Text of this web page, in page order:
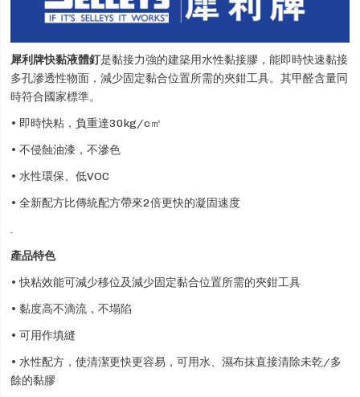
犀利牌快黏液體釘是黏接力強的建築用水性黏接膠，能即時快速黏接
多孔滲透性物面，減少固定黏合位置所需的夾鉗工具。其甲醛含量同
時符合國家標準。
• 即時快粘，負重達30kg/c㎡
• 不侵蝕油漆，不滲色
• 水性環保、低VOC
• 全新配方比傳統配方帶來2倍更快的凝固速度
產品特色
• 快粘效能可減少移位及減少固定黏合位置所需的夾鉗工具
• 黏度高不滴流，不塌陷
• 可用作填縫
• 水性配方，使清潔更快更容易，可用水、濕布抹直接清除未乾/多
餘的黏膠